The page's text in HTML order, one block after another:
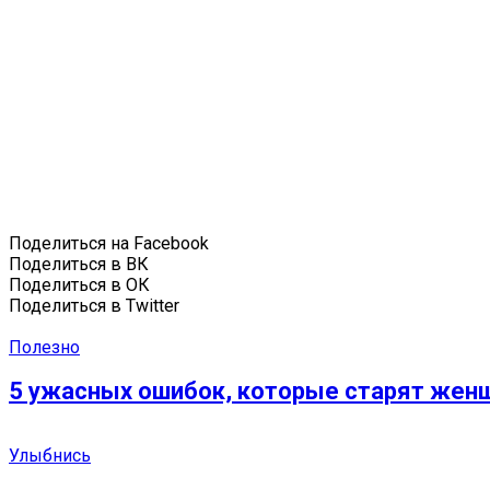
Поделиться на Facebook
Поделиться в ВК
Поделиться в ОК
Поделиться в Twitter
Полезно
5 ужacных ошибок, которые старят
Улыбнись